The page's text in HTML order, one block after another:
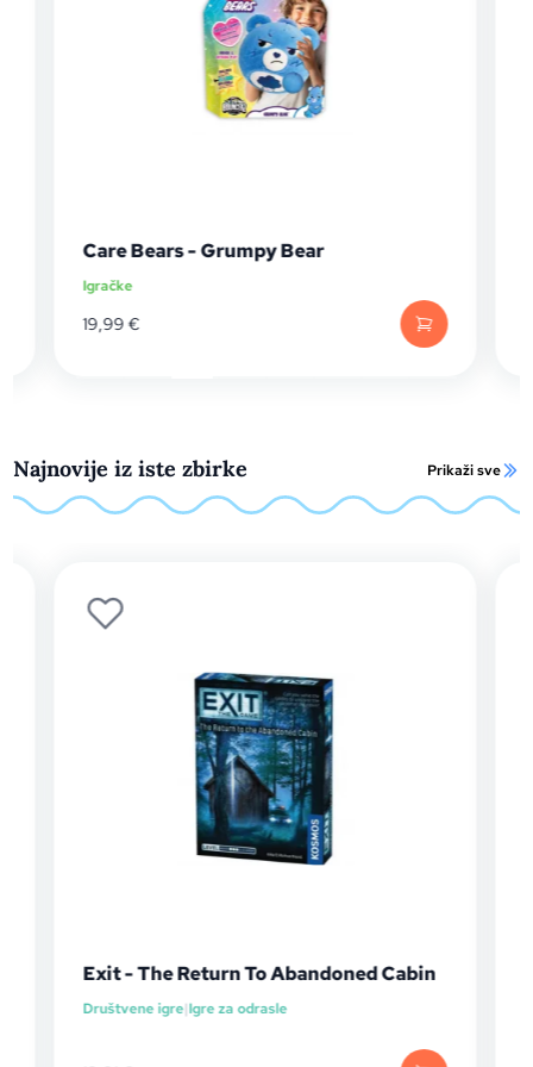
Care Bears - Grumpy Bear
Igračke
19,99€
Najnovije iz iste zbirke Prikaži sve
Exit - The Return To Abandoned Cabin
Društvene igre|Igre za odrasle